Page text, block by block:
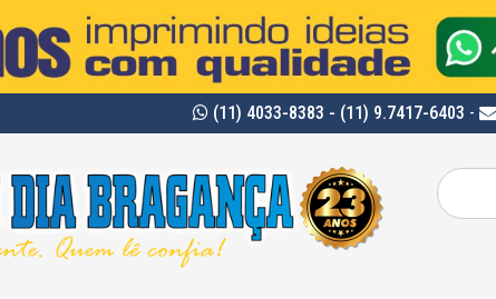
(11) 4033-8383 - (11) 9.7417-6403 -
Pesquisar
por: